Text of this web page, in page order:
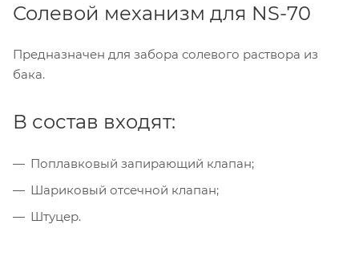
Солевой механизм для NS-70
Предназначен для забора солевого раствора из
бака.
В состав входят:
Поплавковый запирающий клапан;
Шариковый отсечной клапан;
Штуцер.